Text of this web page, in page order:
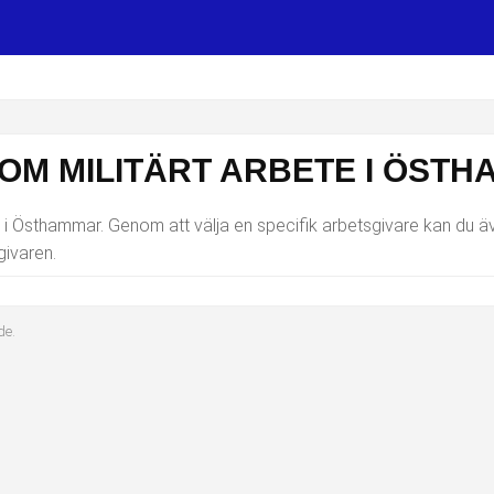
MILITÄRT ARBETE I
Östhammar. Genom att välja en specifik arbetsgivare kan du